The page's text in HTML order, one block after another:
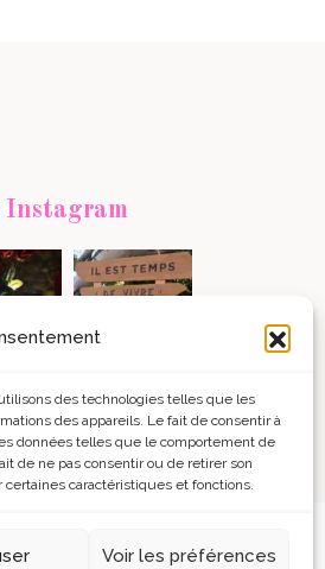
des technologies telles que les
des appareils. Le fait de consentir à
données telles que le comportement de
de ne pas consentir ou de retirer son
caractéristiques et fonctions.
Voir les préférences
Instagram
Voir sur Instagram